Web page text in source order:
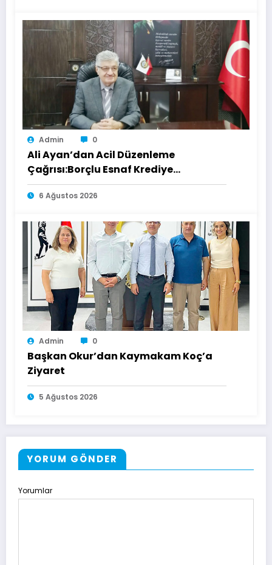
Admin 0
Ali Ayan’dan Acil Düzenleme
Çağrısı:Borçlu Esnaf Krediye
Ulaşamıyor
6 Ağustos 2026
Admin 0
Başkan Okur’dan Kaymakam Koç’a
Ziyaret
5 Ağustos 2026
YORUM GÖNDER
Yorumlar